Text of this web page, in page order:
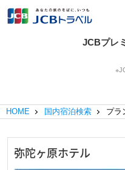
JCBプレ
HOME 国内宿泊検索 プラ
弥陀ヶ原ホテル